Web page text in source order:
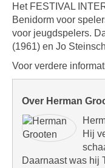
Het FESTIVAL
Benidorm voor
voor jeugdspelers.
(1961) en Jo
Voor verdere
Over Herman
Hij
Daarnaast was hij